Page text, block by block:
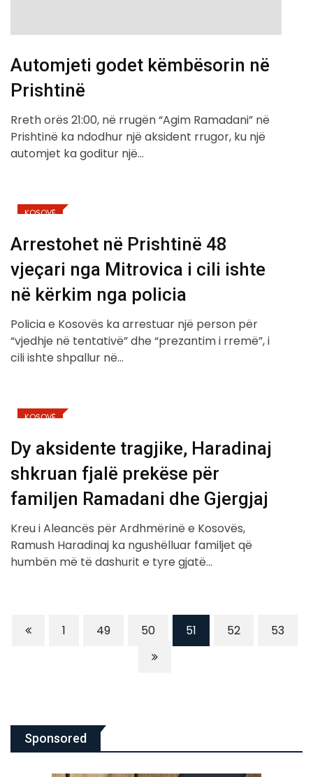
Automjeti godet këmbësorin në
Prishtinë
Rreth orës 21:00, në rrugën “Agim Ramadani” në
Prishtinë ka ndodhur një aksident rrugor, ku një
automjet ka goditur një…
KOSOVË
Arrestohet në Prishtinë 48
vjeçari nga Mitrovica i cili ishte
në kërkim nga policia
Policia e Kosovës ka arrestuar një person për
“vjedhje në tentativë” dhe “prezantim i rremë”, i
cili ishte shpallur në…
KOSOVË
Dy aksidente tragjike, Haradinaj
shkruan fjalë prekëse për
familjen Ramadani dhe Gjergjaj
Kreu i Aleancës për Ardhmërinë e Kosovës,
Ramush Haradinaj ka ngushëlluar familjet që
humbën më të dashurit e tyre gjatë…
1 49 50 51 52 53
Sponsored